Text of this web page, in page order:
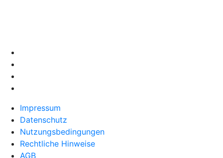
Impressum
Datenschutz
Nutzungsbedingungen
Rechtliche Hinweise
AGB